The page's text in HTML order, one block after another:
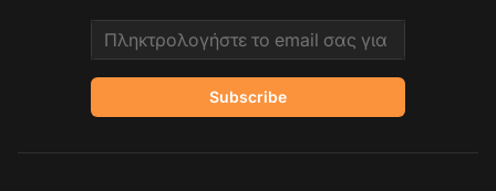
Email address
Subscribe